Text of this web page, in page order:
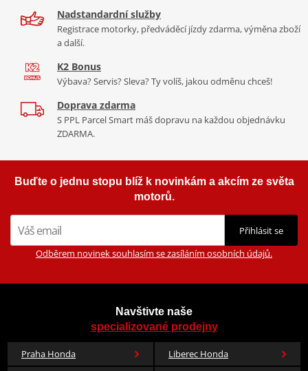
Nadstandardní služby
Registrace motorky, předváděcí jízdy zdarma, výměna zboží
a další.
K2 Bonus
Výbava? Servis? Sleva? Ty volíš, jakou odměnu chceš!
Doprava zdarma
S PPL Parcel Smart máš dopravu na každou objednávku
ZDARMA.
Buďte o jednu stopu blíž k novinkám a akcím ze světa
motorů.
Přihlásit se
Odběrem novinek souhlasím se zasíláním osobních údajů.
Navštivte naše
specializované prodejny
Praha Honda
Liberec Honda